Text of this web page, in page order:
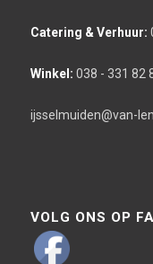
Catering & Verhuur:
Winkel: 038 - 331 82
ijsselmuiden@van-
VOLG ONS OP